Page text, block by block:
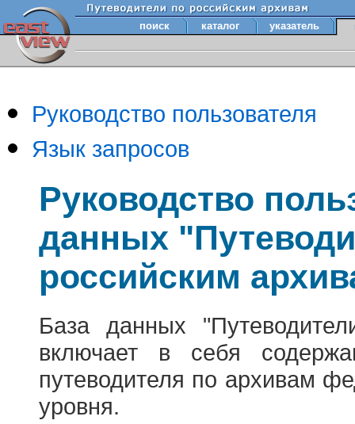
поиск каталог указатель
Руководство пользователя
Язык запросов
Руководство
данных
российским
База данных
включает в себя
путеводителя по архивам
уровня.